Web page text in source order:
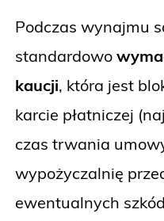
Podczas wynajmu
standardowo
kaucji, która jest
karcie płatniczej
czas trwania
wypożyczalnię
ewentualnych